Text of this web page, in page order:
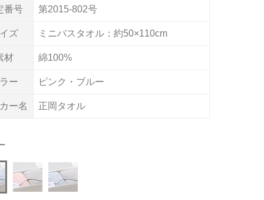
番号 第2015-802号
ズ ミニバスタオル：約50×110cm
材 綿100%
ー ピンク・ブルー
ー名 正岡タオル